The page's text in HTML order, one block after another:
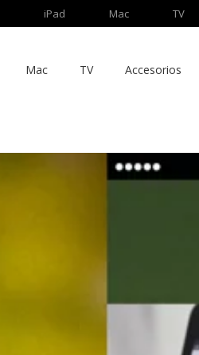
iPad Mac TV
Mac TV Accesorios